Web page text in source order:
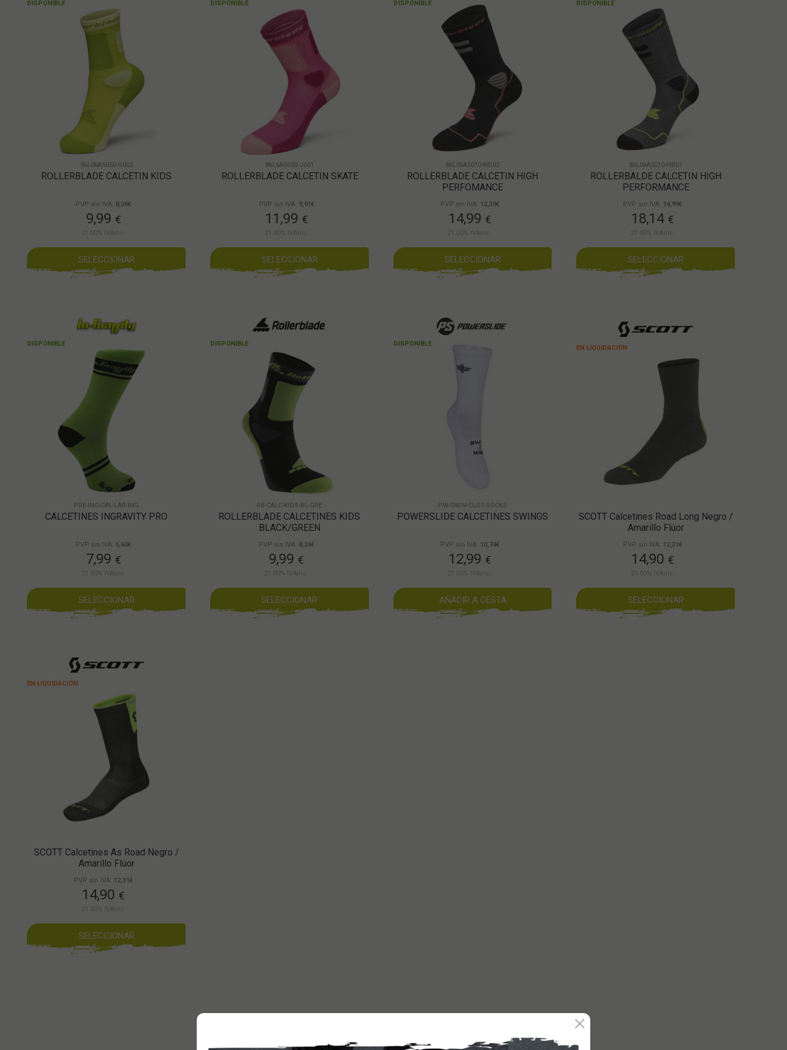
DISPONIBLE
86L06A5050-G002
ROLLERBLADE CALCETIN KIDS
PVP sin IVA: 8,26€
9,99 €
21.00% IVAinc.
SELECCIONAR
DISPONIBLE
86L6A5030-J001
ROLLERBLADE CALCETIN SKATE
PVP sin IVA: 9,91€
11,99 €
21.00% IVAinc.
SELECCIONAR
DISPONIBLE
86L06A5010-ND02
ROLLERBLADE CALCETIN HIGH
PERFOMANCE
PVP sin IVA: 12,39€
14,99 €
21.00% IVAinc.
SELECCIONAR
DISPONIBLE
86L06A5010-HB01
ROLLERBALDE CALCETIN HIGH
PERFORMANCE
PVP sin IVA: 14,99€
18,14 €
21.00% IVAinc.
SELECCIONAR
DISPONIBLE
PRE-ING-CAL-LAR-ING
CALCETINES INGRAVITY PRO
PVP sin IVA: 6,60€
7,99 €
21.00% IVAinc.
SELECCIONAR
DISPONIBLE
RB-CALC-KIDS-BL-GRE
ROLLERBLADE CALCETINES KIDS
BLACK/GREEN
PVP sin IVA: 8,26€
9,99 €
21.00% IVAinc.
SELECCIONAR
DISPONIBLE
PW-SWIN-CLOT-SOCKS
POWERSLIDE CALCETINES SWINGS
PVP sin IVA: 10,74€
12,99 €
21.00% IVAinc.
AÑADIR A CESTA
EN LIQUIDACIÓN
SCOTT Calcetines Road Long Negro /
Amarillo Flúor
PVP sin IVA: 12,31€
14,90 €
21.00% IVAinc.
SELECCIONAR
EN LIQUIDACIÓN
SCOTT Calcetines As Road Negro /
Amarillo Flúor
PVP sin IVA: 12,31€
14,90 €
21.00% IVAinc.
SELECCIONAR